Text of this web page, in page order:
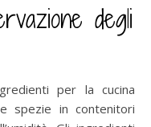
degli
per la cucina
spezie in contenitori